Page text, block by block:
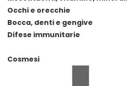
Occhi e orecchie
Bocca, denti e gengive
Difese immunitarie
Cosmesi